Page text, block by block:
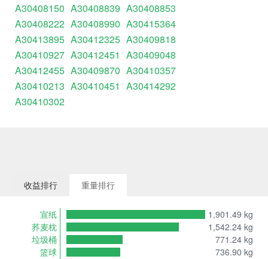
收益排行 重量排行
宣纸
1,901.49 kg
荞麦枕
1,542.24 kg
垃圾桶
771.24 kg
篮球
736.90 kg
A30408150 A30408839 A30408853
A30408222 A30408990 A30415364
A30413895 A30412325 A30409818
A30410927 A30412451 A30409048
A30412455 A30409870 A30410357
A30410213 A30410451 A30414292
A30410302